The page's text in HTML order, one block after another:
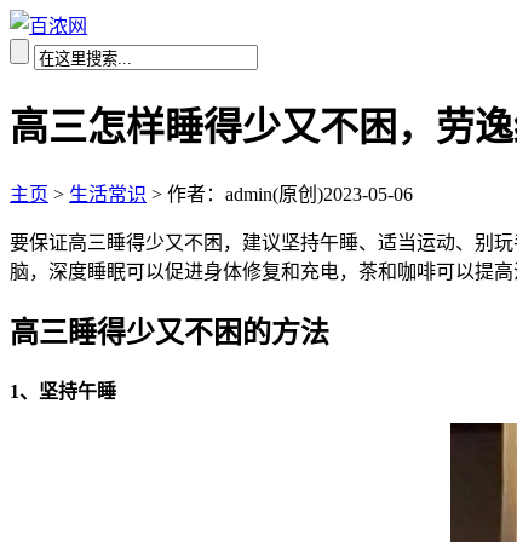
高三怎样睡得少又不困，劳
主页 > 生活常识 > 作者：admin(原创)2023-05-06
要保证高三睡得少又不困，建议坚持午睡、适当运动、别
脑，深度睡眠可以促进身体修复和充电，茶和咖啡可以提
高三睡得少又不困的方法
1、坚持午睡